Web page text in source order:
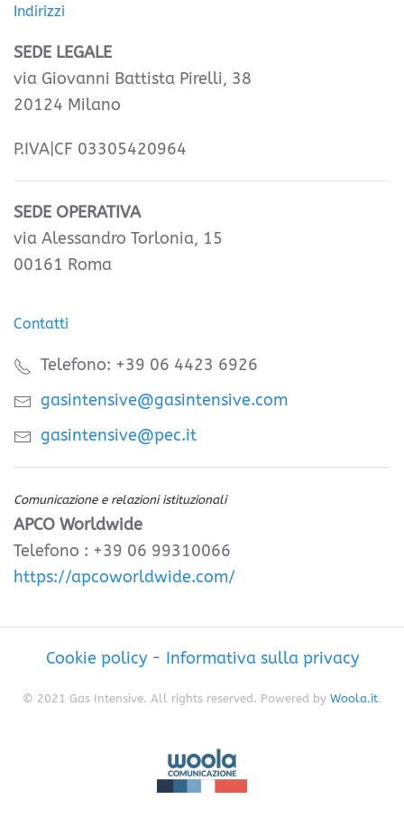
Indirizzi
SEDE LEGALE
via Giovanni Battista Pirelli, 38
20124 Milano
P.IVA|CF 03305420964
SEDE OPERATIVA
via Alessandro Torlonia, 15
00161 Roma
Contatti
Telefono: +39 06 4423 6926
gasintensive@gasintensive.com
gasintensive@pec.it
Comunicazione e relazioni istituzionali
APCO Worldwide
Telefono : +39 06 99310066
https://apcoworldwide.com/
Cookie policy- Informativa sulla privacy
© 2021 Gas Intensive. All rights reserved. Powered by Woola.it.